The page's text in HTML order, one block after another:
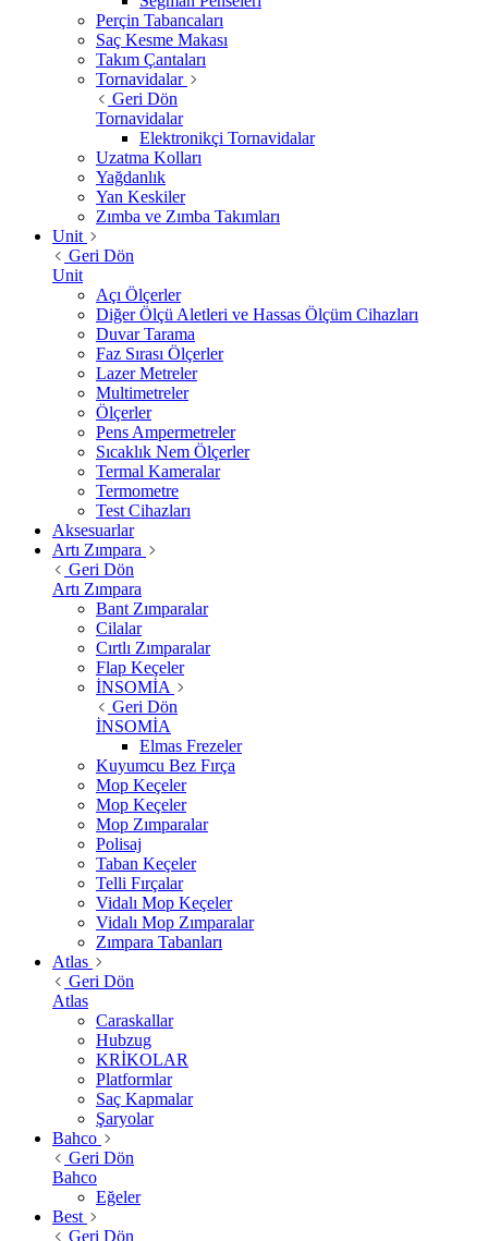
Perçin Tabancaları
Saç Kesme Makası
Takım Çantaları
Tornavidalar
Geri Dön
Tornavidalar
Elektronikçi Tornavidalar
Uzatma Kolları
Yağdanlık
Yan Keskiler
Zımba ve Zımba Takımları
Unit
Geri Dön
Unit
Açı Ölçerler
Diğer Ölçü Aletleri ve Hassas Ölçüm Cihazları
Duvar Tarama
Faz Sırası Ölçerler
Lazer Metreler
Multimetreler
Ölçerler
Pens Ampermetreler
Sıcaklık Nem Ölçerler
Termal Kameralar
Termometre
Test Cihazları
Aksesuarlar
Artı Zımpara
Geri Dön
Artı Zımpara
Bant Zımparalar
Cilalar
Cırtlı Zımparalar
Flap Keçeler
İNSOMİA
Geri Dön
İNSOMİA
Elmas Frezeler
Kuyumcu Bez Fırça
Mop Keçeler
Mop Keçeler
Mop Zımparalar
Polisaj
Taban Keçeler
Telli Fırçalar
Vidalı Mop Keçeler
Vidalı Mop Zımparalar
Zımpara Tabanları
Atlas
Geri Dön
Atlas
Caraskallar
Hubzug
KRİKOLAR
Platformlar
Saç Kapmalar
Şaryolar
Bahco
Geri Dön
Bahco
Eğeler
Best
Geri Dön